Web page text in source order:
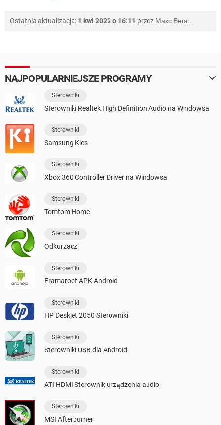
Ostatnia aktualizacja: 1 kwi 2022 o 16:11 przez Макс Вега .
NAJPOPULARNIEJSZE PROGRAMY
Sterowniki
Sterowniki Realtek High Definition Audio na Windowsa
Sterowniki
Samsung Kies
Sterowniki
Xbox 360 Controller Driver na Windowsa
Sterowniki
Tomtom Home
Sterowniki
Odkurzacz
Sterowniki
Framaroot APK Android
Sterowniki
HP Deskjet 2050 Sterowniki
Sterowniki
Sterowniki USB dla Android
Sterowniki
ATI HDMI Sterownik urządzenia audio
Sterowniki
MSI Afterburner